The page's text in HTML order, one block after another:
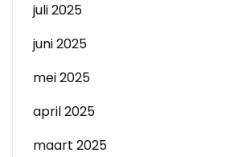
juli 2025
juni 2025
mei 2025
april 2025
maart 2025